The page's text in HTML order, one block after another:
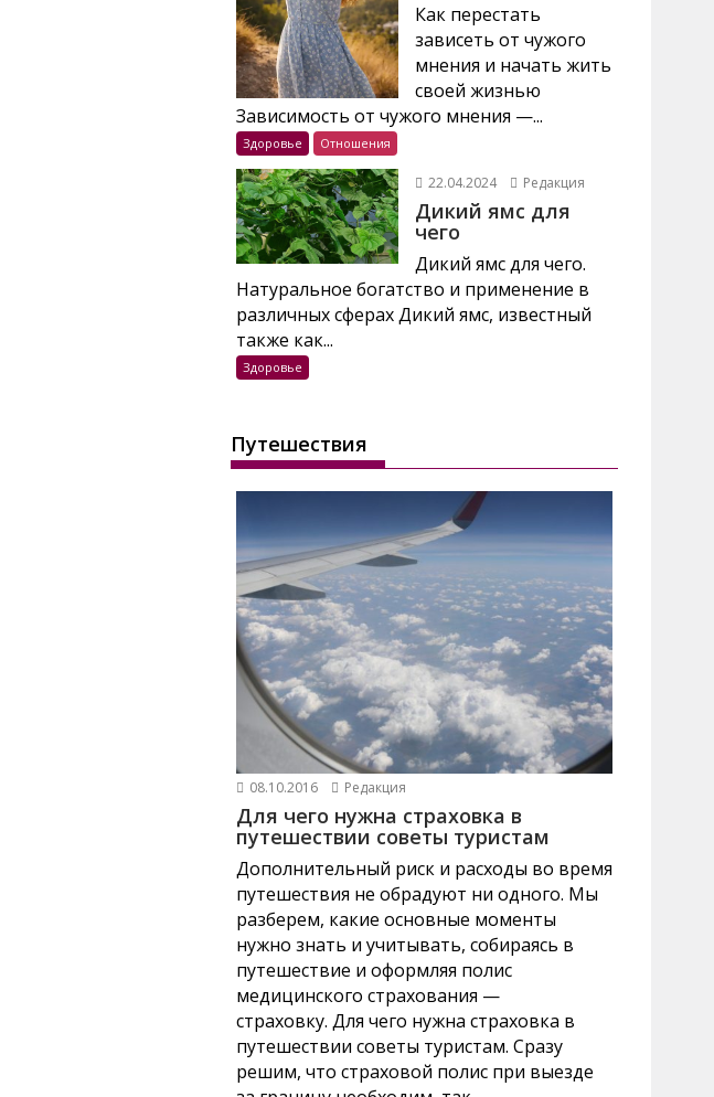
Как перестать
зависеть от чужого
мнения и начать жить
своей жизнью
Зависимость от чужого мнения —...
Здоровье Отношения
22.04.2024 Редакция
Дикий ямс для
чего
Дикий ямс для чего.
Натуральное богатство и применение в
различных сферах Дикий ямс, известный
также как...
Здоровье
Путешествия
08.10.2016 Редакция
Для чего нужна страховка в
путешествии советы туристам
Дополнительный риск и расходы во время
путешествия не обрадуют ни одного. Мы
разберем, какие основные моменты
нужно знать и учитывать, собираясь в
путешествие и оформляя полис
медицинского страхования —
страховку. Для чего нужна страховка в
путешествии советы туристам. Сразу
решим, что страховой полис при выезде